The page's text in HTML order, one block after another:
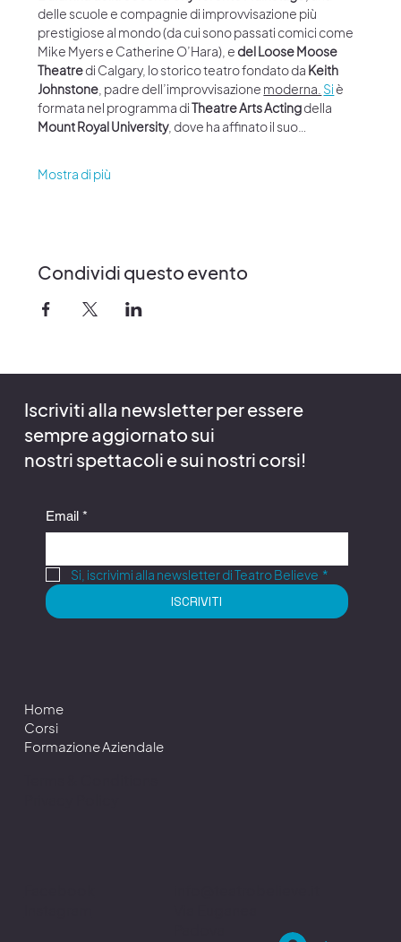
delle scuole e compagnie di improvvisazione più
prestigiose al mondo (da cui sono passati comici come
Mike Myers e Catherine O’Hara), e del Loose Moose
Theatre di Calgary, lo storico teatro fondato da Keith
Johnstone , padre dell’improvvisazione moderna. Si è
formata nel programma di Theatre Arts Acting della
Mount Royal University, dove ha affinato il suo…
Mostra di più
Condividi questo evento
Iscriviti alla newsletter per essere
sempre aggiornato sui
nostri spettacoli e sui nostri corsi!
Email *
Si, iscrivimi alla newsletter di Teatro Believe *
ISCRIVITI
Home
Corsi
Formazione Aziendale